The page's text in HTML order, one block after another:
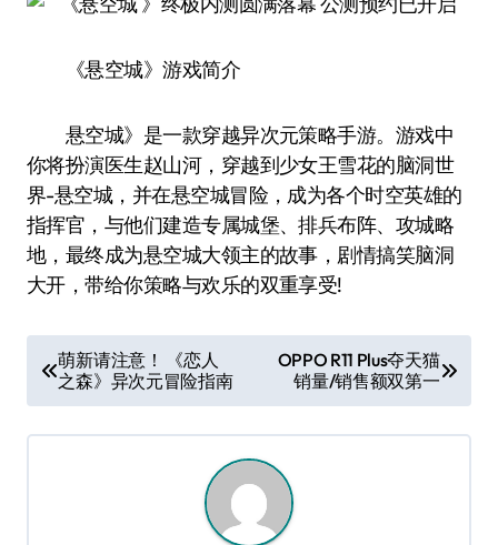
《悬空城》游戏简介
悬空城》是一款穿越异次元策略手游。游戏中
你将扮演医生赵山河，穿越到少女王雪花的脑洞世
界-悬空城，并在悬空城冒险，成为各个时空英雄的
指挥官，与他们建造专属城堡、排兵布阵、攻城略
地，最终成为悬空城大领主的故事，剧情搞笑脑洞
大开，带给你策略与欢乐的双重享受!
章
导
萌新请注意！ 《恋人
之森》异次元冒险指南
OPPO R11 Plus夺天猫
销量/销售额双第一